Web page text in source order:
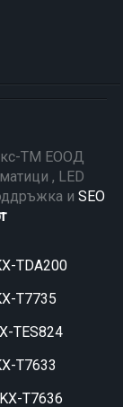
ТМ ЕООД
, LED
и SEO
TDA200
T7735
TES824
T7633
T7636